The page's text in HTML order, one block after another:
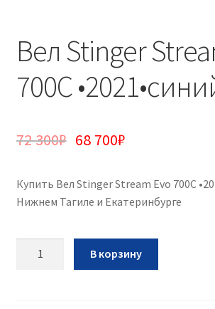
Вел Stinger
700C
72 300₽ 68 700₽
Купить Вел Stinger Stream Evo 700C
Нижнем Тагиле и Екатеринбурге
В корзину